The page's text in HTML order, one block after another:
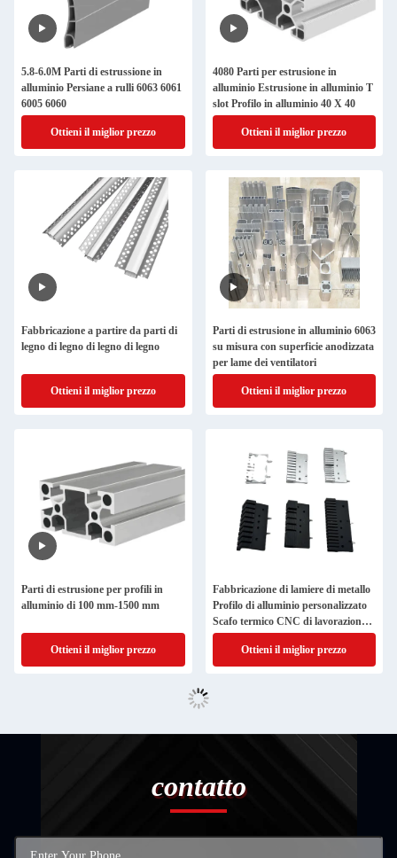
5.8-6.0M Parti di estrussione in
alluminio Persiane a rulli 6063 6061
6005 6060
Ottieni il miglior prezzo
4080 Parti per estrusione in
alluminio Estrusione in alluminio T
slot Profilo in alluminio 40 X 40
Ottieni il miglior prezzo
Fabbricazione a partire da parti di
legno di legno di legno di legno
Ottieni il miglior prezzo
Parti di estrusione in alluminio 6063
su misura con superficie anodizzata
per lame dei ventilatori
Ottieni il miglior prezzo
Parti di estrusione per profili in
alluminio di 100 mm-1500 mm
Ottieni il miglior prezzo
Fabbricazione di lamiere di metallo
Profilo di alluminio personalizzato
Scafo termico CNC di lavorazione
Radiatore di estrusione di alluminio
Ottieni il miglior prezzo
contatto